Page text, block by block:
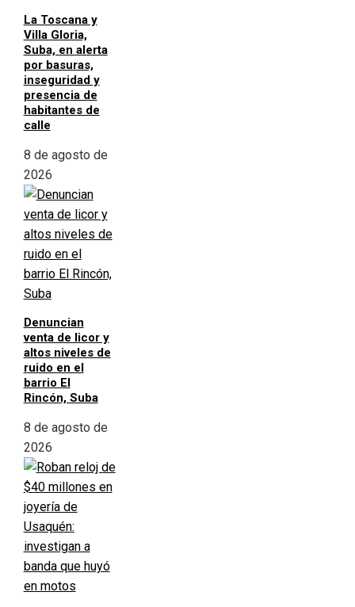
La Toscana y
Villa Gloria,
Suba, en alerta
por basuras,
inseguridad y
presencia de
habitantes de
calle
8 de agosto de
2026
Denuncian
venta de licor y
altos niveles de
ruido en el
barrio El
Rincón, Suba
8 de agosto de
2026